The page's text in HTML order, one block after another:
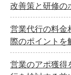
改善策と研修の
営業代行の料金
際のポイントを
営業のアポ獲得